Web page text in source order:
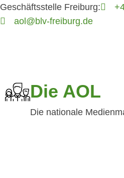
Geschäftsstelle Freiburg:
aol@blv-freiburg.de
Die AOL
Die nationale